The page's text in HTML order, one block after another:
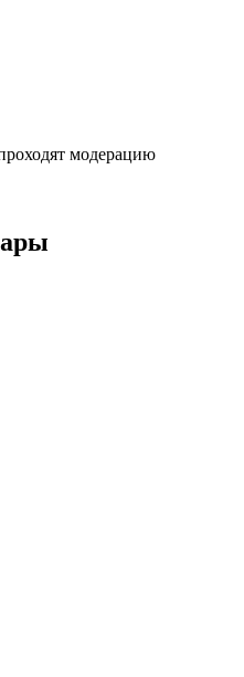
модерацию